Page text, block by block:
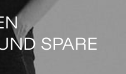
SPARE